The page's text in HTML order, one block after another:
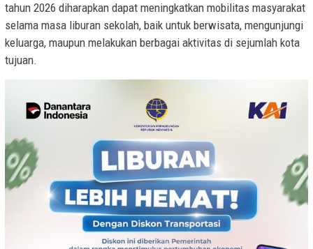
tahun 2026 diharapkan dapat meningkatkan mobilitas masyarakat
selama masa liburan sekolah, baik untuk berwisata, mengunjungi
keluarga, maupun melakukan berbagai aktivitas di sejumlah kota
tujuan.